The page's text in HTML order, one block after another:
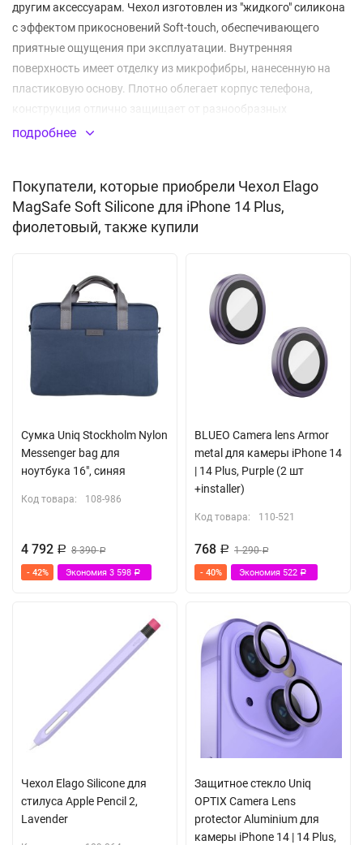
другим аксессуарам. Чехол изготовлен из "жидкого" силикона
с эффектом прикосновений Soft-touch, обеспечивающего
приятные ощущения при эксплуатации. Внутренняя
поверхность имеет отделку из микрофибры, нанесенную на
пластиковую основу. Плотно облегает корпус телефона,
конструкция отлично защищает от разнообразных
повреждений, которые могут быть получены в процессе
это защищает их от попадания пыли и влаги.
Не скользит в руках
Материал:силикон
подробнее
Покупатели, которые приобрели Чехол Elago
MagSafe Soft Silicone для iPhone 14 Plus,
фиолетовый, также купили
Сумка Uniq Stockholm Nylon
Messenger bag для
ноутбука 16", синяя
Код товара: 108-986
4 792 Р 8 390Р
- 42% Экономия 3 598 Р
BLUEO Camera lens Armor
metal для камеры iPhone 14
| 14 Plus, Purple (2 шт
+installer)
Код товара: 110-521
768 Р 1 290Р
- 40% Экономия 522 Р
Чехол Elago Silicone для
стилуса Apple Pencil 2,
Lavender
Защитное стекло Uniq
OPTIX Camera Lens
protector Aluminium для
камеры iPhone 14 | 14 Plus,